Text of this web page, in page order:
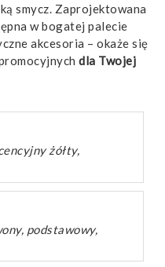
smycz. Zaprojektowana
w bogatej palecie
akcesoria – okaże się
dla Twojej
żółty,
podstawowy,